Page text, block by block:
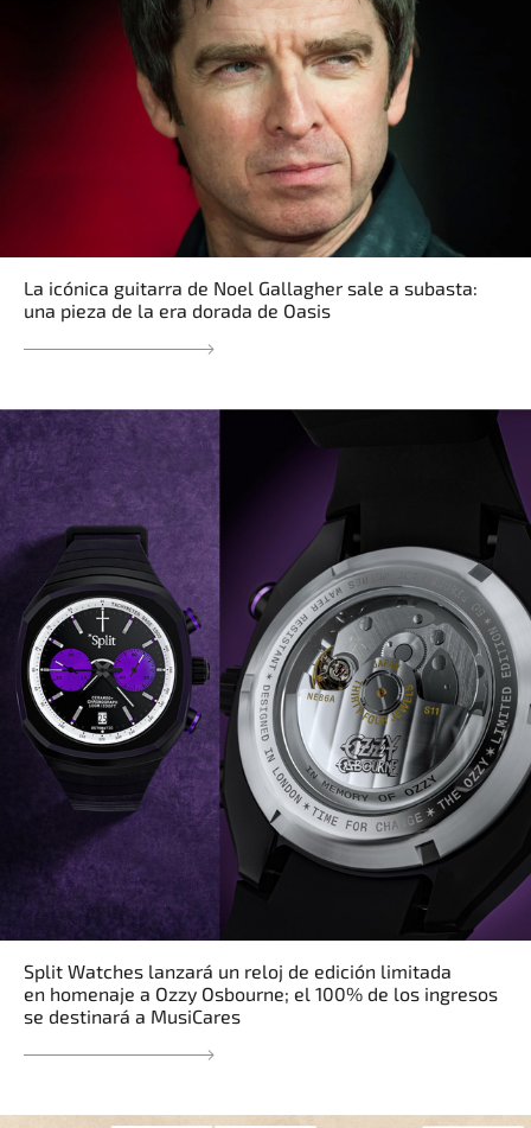
La icónica guitarra de Noel Gallagher sale a subasta:
una pieza de la era dorada de Oasis
Split Watches lanzará un reloj de edición limitada
en homenaje a Ozzy Osbourne; el 100% de los ingresos
se destinará a MusiCares